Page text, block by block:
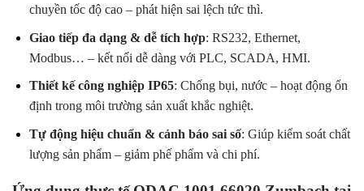
chuyền tốc độ cao – phát hiện sai lệch tức thì.
Giao tiếp đa dạng & dễ tích hợp: RS232, Ethernet,
Modbus… – kết nối dễ dàng với PLC, SCADA, HMI.
Thiết kế công nghiệp IP65: Chống bụi, nước – hoạt động ổn
định trong môi trường sản xuất khắc nghiệt.
Tự động hiệu chuẩn & cảnh báo sai số: Giúp kiểm soát chất
lượng sản phẩm – giảm phế phẩm và chi phí.